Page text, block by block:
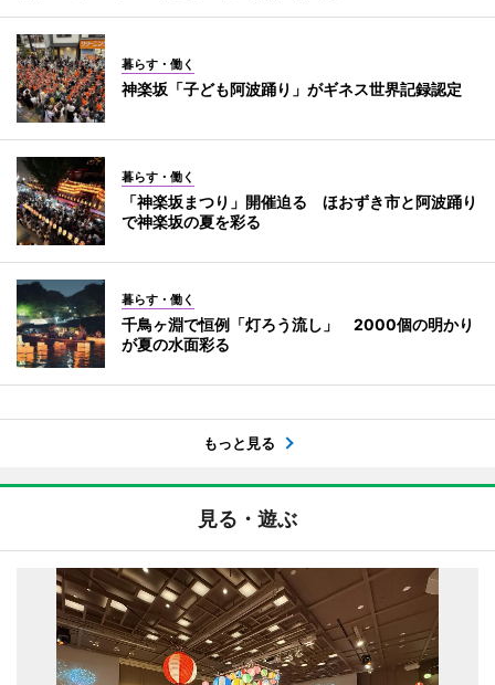
暮らす・働く
神楽坂「子ども阿波踊り」がギネス世界記録認定
暮らす・働く
「神楽坂まつり」開催迫る ほおずき市と阿波踊り
で神楽坂の夏を彩る
暮らす・働く
千鳥ヶ淵で恒例「灯ろう流し」 2000個の明かり
が夏の水面彩る
もっと見る
見る・遊ぶ